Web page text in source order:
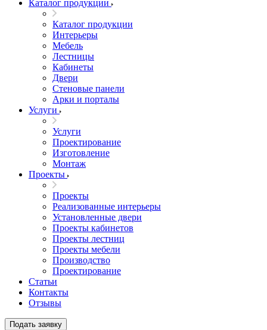
Каталог продукции
Каталог продукции
Интерьеры
Мебель
Лестницы
Кабинеты
Двери
Стеновые панели
Арки и порталы
Услуги
Услуги
Проектирование
Изготовление
Монтаж
Проекты
Проекты
Реализованные интерьеры
Установленные двери
Проекты кабинетов
Проекты лестниц
Проекты мебели
Производство
Проектирование
Статьи
Контакты
Отзывы
Подать заявку